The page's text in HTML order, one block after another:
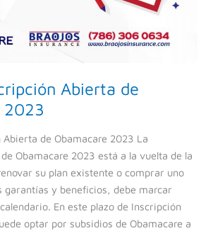
Abierta de
2023
Abierta de Obamacare 2023 La
Obamacare 2023 está a la vuelta de la
su plan existente o comprar uno
garantías y beneficios, debe marcar
En este plazo de Inscripción
optar por subsidios de Obamacare a